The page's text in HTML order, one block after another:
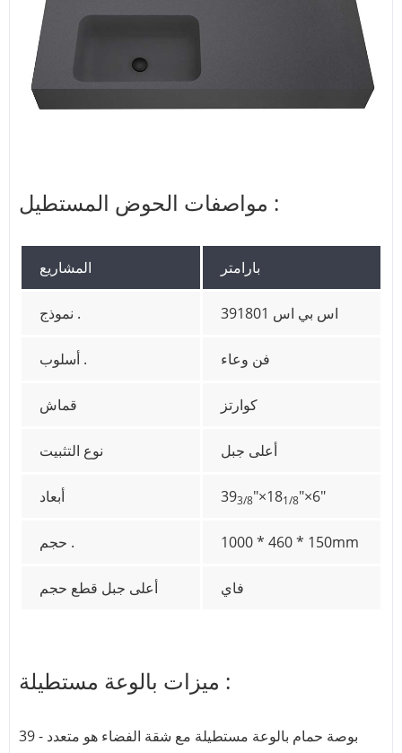
مواصفات الحوض المستطيل :
المشاريع بارامتر
نموذج . اس بي اس 391801
أسلوب . فن وعاء
قماش كوارتز
نوع التثبيت أعلى جبل
أبعاد 393/8"×181/8"×6"
حجم . 1000 * 460 * 150mm
أعلى جبل قطع حجم فاي
ميزات بالوعة مستطيلة :
39 - بوصة حمام بالوعة مستطيلة مع شقة الفضاء هو متعدد